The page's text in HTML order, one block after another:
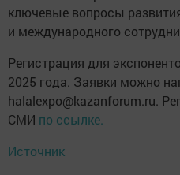
ключевые вопросы
и международного
Регистрация для
2025 года. Заявки можно
halalexpo@kazanforum.ru.
СМИ по ссылке.
Источник